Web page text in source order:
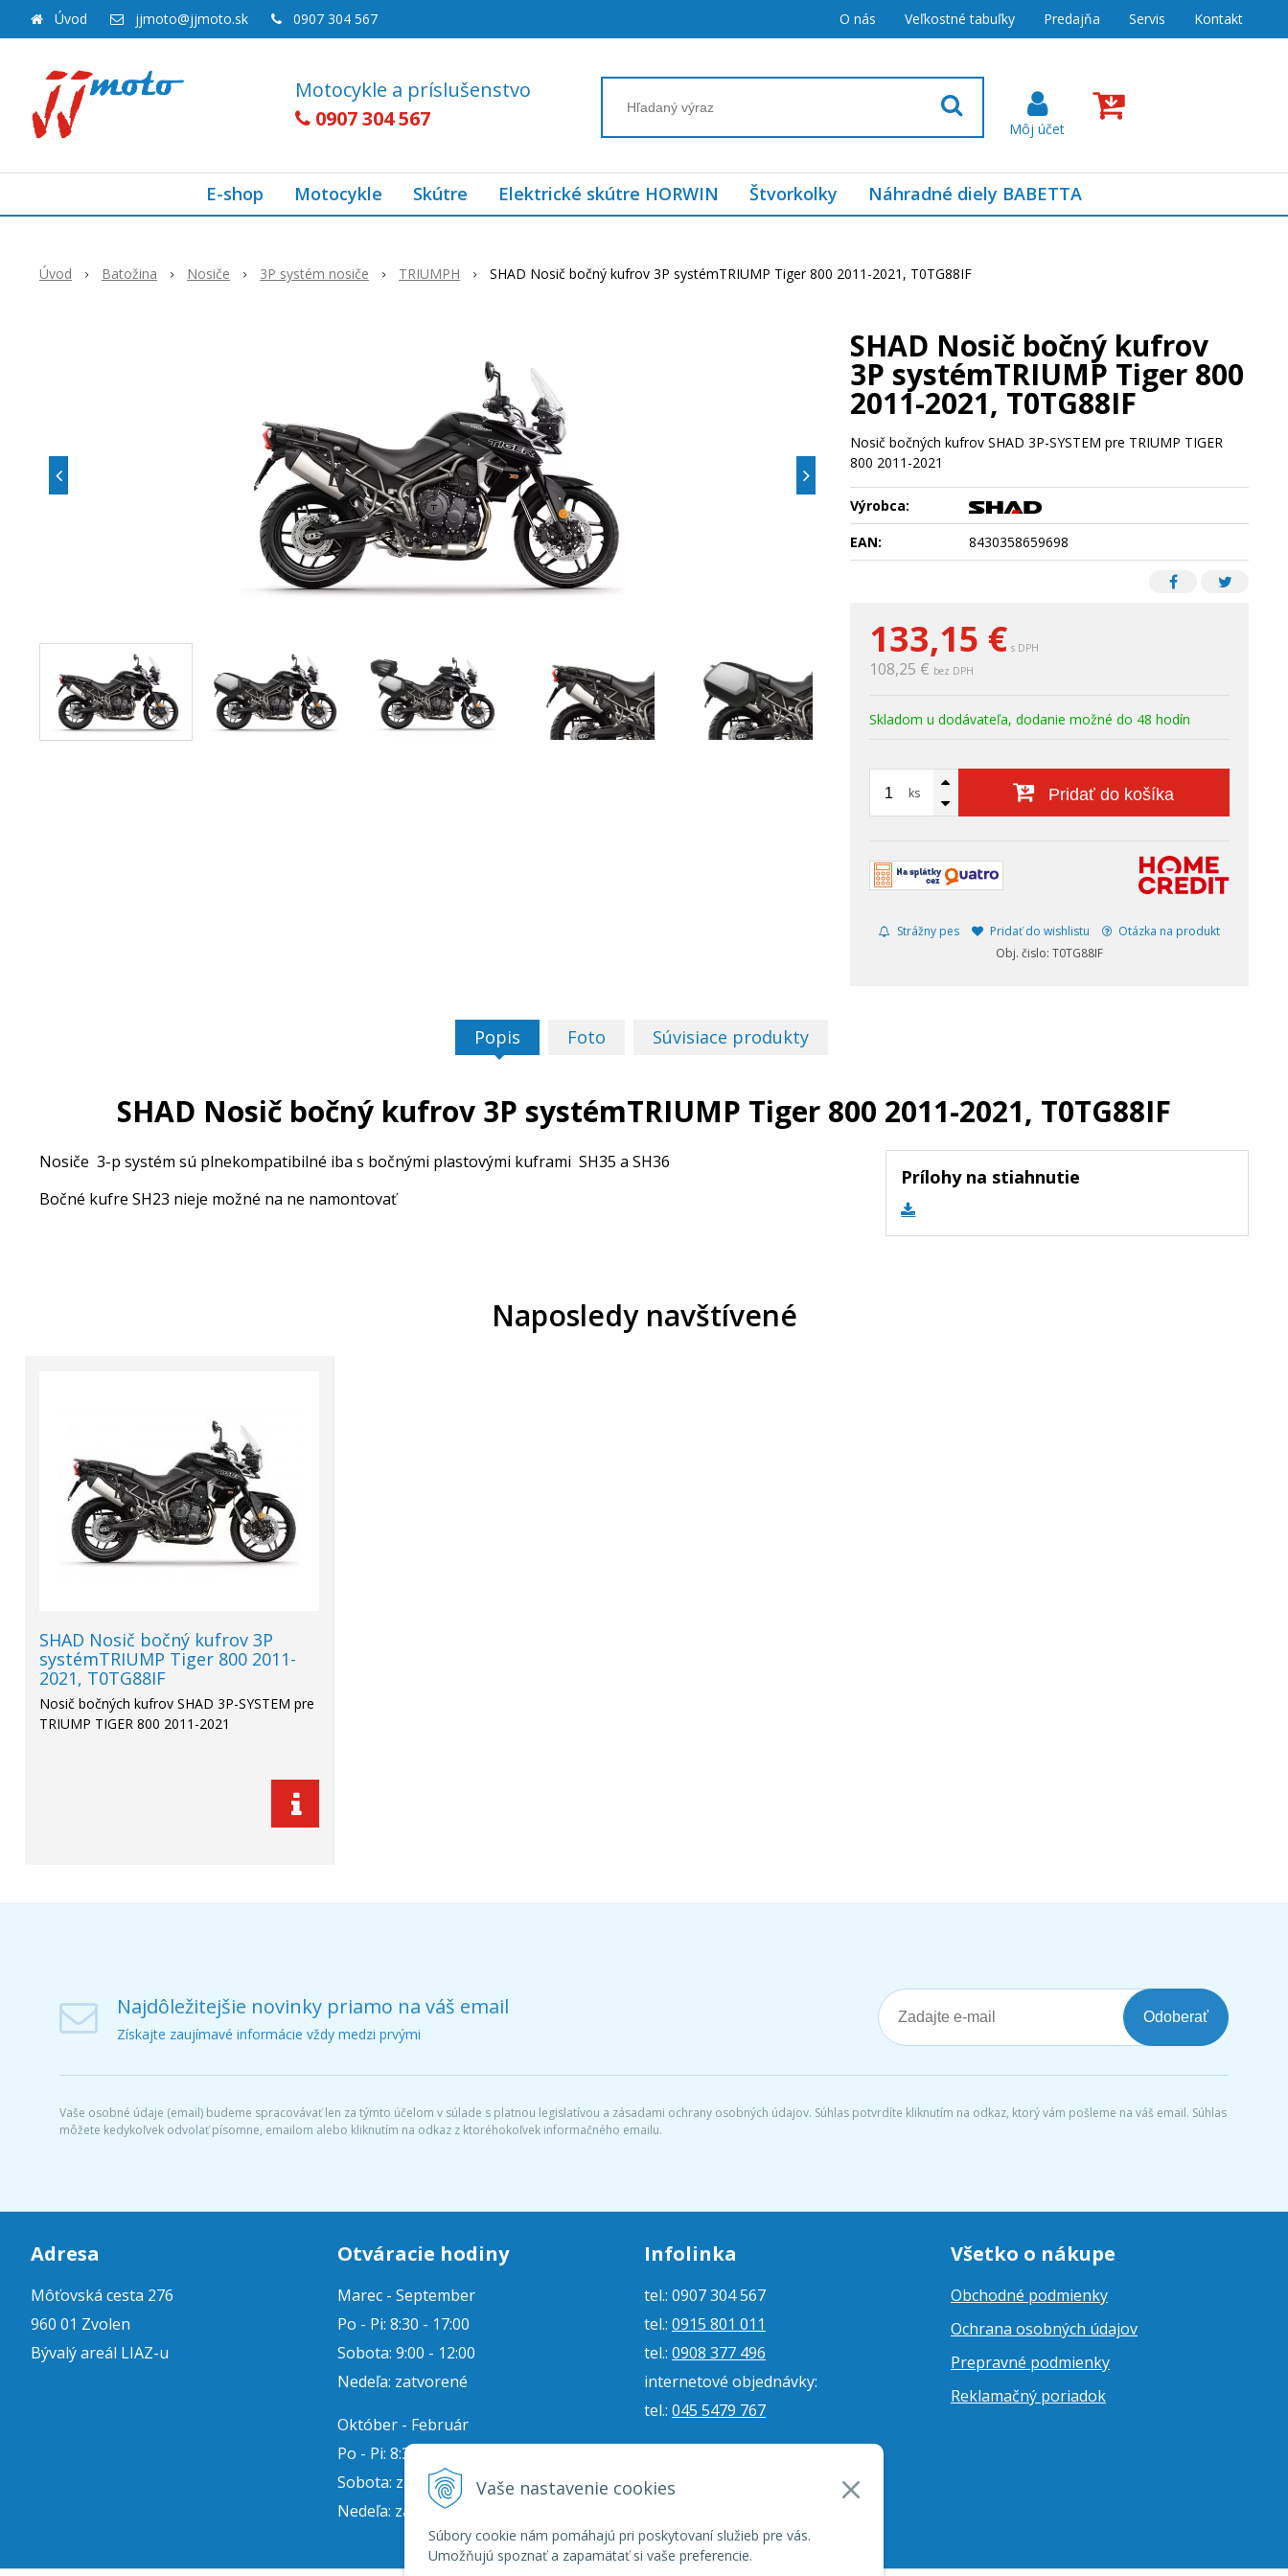
Vaše nastavenie cookies
Súbory cookie nám pomáhajú pri poskytovaní služieb pre vás.
Umožňujú spoznať a zapamätať si vaše preferencie.
Motocykle a príslušenstvo
0907 304 567
Úvod jjmoto@jjmoto.sk 0907 304 567 O nás Veľkostné tabuľky Predajňa Servis Kontakt
E-shop Motocykle Skútre Elektrické skútre HORWIN Štvorkolky Náhradné diely BABETTA
Úvod Batožina Nosiče 3P systém nosiče TRIUMPH SHAD Nosič bočný kufrov 3P systémTRIUMP Tiger 800 2011-2021, T0TG88IF
133,15 € s DPH
108,25 € bez DPH
Skladom u dodávateľa, dodanie možné do 48 hodín
ks Pridať do košíka
Strážny pes Pridať do wishlistu
Otázka na produkt
Obj. čislo: T0TG88IF
SHAD Nosič bočný kufrov
3P systémTRIUMP Tiger 800
2011-2021, T0TG88IF
Nosič bočných kufrov SHAD 3P-SYSTEM pre TRIUMP TIGER
800 2011-2021
Výrobca:
EAN:
8430358659698
Popis Foto Súvisiace produkty
SHAD Nosič bočný kufrov 3P systémTRIUMP Tiger 800 2011-2021, T0TG88IF
Prílohy na stiahnutie
Nosiče 3-p systém sú plnekompatibilné iba s bočnými plastovými kuframi SH35 a SH36
Bočné kufre SH23 nieje možné na ne namontovať
Naposledy navštívené
SHAD Nosič bočný kufrov 3P
systémTRIUMP Tiger 800 2011-
2021, T0TG88IF
Nosič bočných kufrov SHAD 3P-SYSTEM pre
TRIUMP TIGER 800 2011-2021
Najdôležitejšie novinky priamo na váš email
Získajte zaujímavé informácie vždy medzi prvými
Odoberať
Vaše osobné údaje (email) budeme spracovávať len za týmto účelom v súlade s platnou legislatívou a zásadami ochrany osobných údajov. Súhlas potvrdíte kliknutím na odkaz, ktorý vám pošleme na váš email. Súhlas
môžete kedykoľvek odvolať písomne, emailom alebo kliknutím na odkaz z ktoréhokoľvek informačného emailu.
Adresa
Môťovská cesta 276
960 01 Zvolen
Bývalý areál LIAZ-u
Otváracie hodiny
Marec - September
Po - Pi: 8:30 - 17:00
Sobota: 9:00 - 12:00
Nedeľa: zatvorené
Október - Február
Po - Pi: 8:30 - 16:00
Sobota: zatvorené
Nedeľa: zatvorené
Infolinka
tel.: 0907 304 567
tel.: 0915 801 011
tel.: 0908 377 496
internetové objednávky:
tel.: 045 5479 767
internetové objednávky:
Všetko o nákupe
Obchodné podmienky
Ochrana osobných údajov
Prepravné podmienky
Reklamačný poriadok